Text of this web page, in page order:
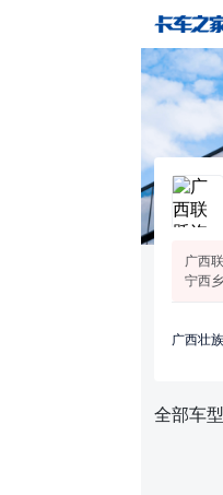
广西
宁西
广西壮
全部车型